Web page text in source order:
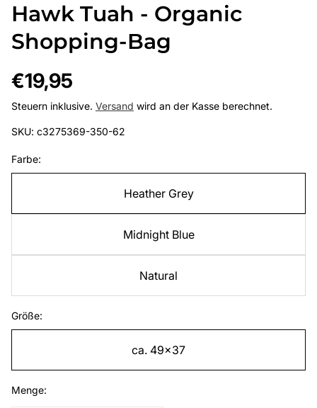
Hawk Tuah - Organic
Shopping-Bag
Regulärer
Preis
€19,95
Steuern inklusive. Versand wird an der Kasse berechnet.
SKU: c3275369-350-62
Farbe:
Heather Grey
Midnight Blue
Natural
Größe:
ca. 49x37
Menge: